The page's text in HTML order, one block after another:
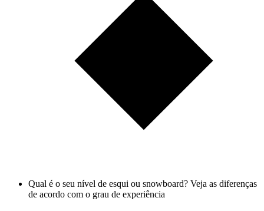
Qual é o seu nível de esqui ou snowboard? Veja as diferenças
de acordo com o grau de experiência